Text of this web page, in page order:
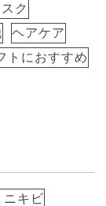
ク
ヘアケア
トにおすすめ
ニキビ